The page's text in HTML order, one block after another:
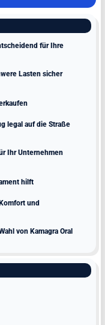
für Ihre
Lasten sicher
legal auf die Straße
Ihr Unternehmen
hilft
und
von Kamagra Oral